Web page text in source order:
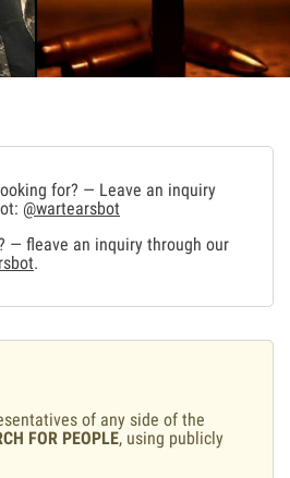
for? — Leave an inquiry
@wartearsbot
— fleave an inquiry through our
.
of any side of the
FOR PEOPLE, using publicly